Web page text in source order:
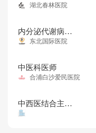
湖北春林医院
内分泌代谢病科住院医师（年薪12-15w）
东北国际医院
中医科医师
合浦白沙爱民医院
中西医结合主任医师